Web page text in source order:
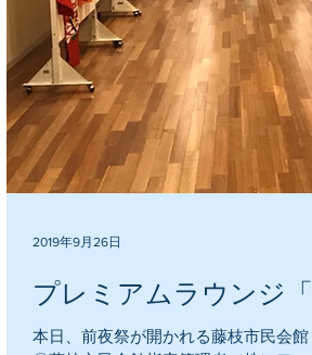
プレミアムラウンジ
本日、前夜祭が開かれる藤枝市民会
2019年9月26日